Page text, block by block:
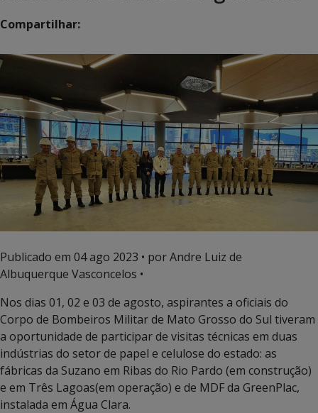
Compartilhar:
Publicado em 04 ago 2023 • por Andre Luiz de
Albuquerque Vasconcelos •
Nos dias 01, 02 e 03 de agosto, aspirantes a oficiais do
Corpo de Bombeiros Militar de Mato Grosso do Sul tiveram
a oportunidade de participar de visitas técnicas em duas
indústrias do setor de papel e celulose do estado: as
fábricas da Suzano em Ribas do Rio Pardo (em construção)
e em Três Lagoas(em operação) e de MDF da GreenPlac,
instalada em Água Clara.